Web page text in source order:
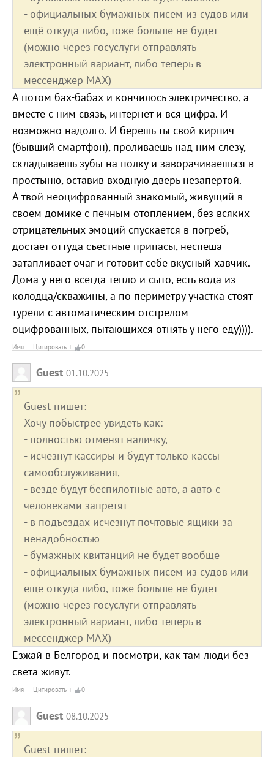
- официальных бумажных писем из судов или
ещё откуда либо, тоже больше не будет
(можно через госуслуги отправлять
электронный вариант, либо теперь в
мессенджер МАХ)
А потом бах-бабах и кончилось электричество, а
вместе с ним связь, интернет и вся цифра. И
возможно надолго. И берешь ты свой кирпич
(бывший смартфон), проливаешь над ним слезу,
складываешь зубы на полку и заворачиваешься в
простыню, оставив входную дверь незапертой.
А твой неоцифрованный знакомый, живущий в
своём домике с печным отоплением, без всяких
отрицательных эмоций спускается в погреб,
достаёт оттуда съестные припасы, неспеша
затапливает очаг и готовит себе вкусный хавчик.
Дома у него всегда тепло и сыто, есть вода из
колодца/скважины, а по периметру участка стоят
турели с автоматическим отстрелом
оцифрованных, пытающихся отнять у него еду)))).
Имя Цитировать 0
Guest 01.10.2025
Guest пишет:
Хочу побыстрее увидеть как:
- полностью отменят наличку,
- исчезнут кассиры и будут только кассы
самообслуживания,
- везде будут беспилотные авто, а авто с
человеками запретят
- в подъездах исчезнут почтовые ящики за
ненадобностью
- бумажных квитанций не будет вообще
- официальных бумажных писем из судов или
ещё откуда либо, тоже больше не будет
(можно через госуслуги отправлять
электронный вариант, либо теперь в
мессенджер МАХ)
Езжай в Белгород и посмотри, как там люди без
света живут.
Имя Цитировать 0
Guest 08.10.2025
Guest пишет: